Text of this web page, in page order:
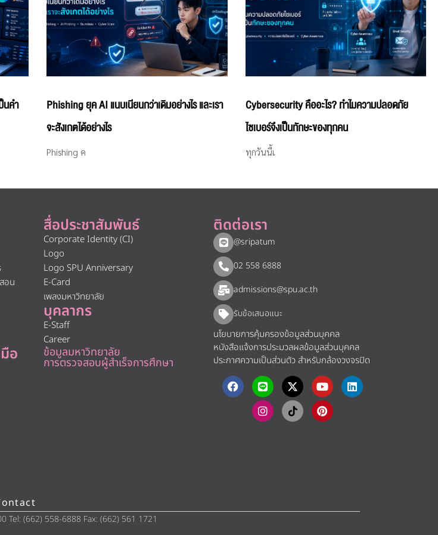
นคำ
Phishing ยุค AI แนบเนียนกว่าเดิมอย่างไร และเรา
จะสังเกตได้อย่างไร
Phishing ค
Cybersecurity คืออะไร? ทำไมความปลอดภัย
ไซเบอร์จึงเป็นทักษะของทุกคน
ทุกวันนี้เ
อน
อ
สื่อประชาสัมพันธ์
Corporate Identity (CI)
Logo
Logo SPU Anniversary
E-Card
เพลงมหาวิทยาลัย
บุคลากร
E-Staff
Career
ข้อมูลมหาวิทยาลัย
การตรวจสอบผู้สำเร็จการศึกษา
ติดต่อเรา
@sripatum
02 558 6888
admissions@spu.ac.th
รับข้อเสนอแนะ​
นโยบายการคุ้มครองข้อมูลส่วนบุคคล
หนังสือแจ้งการประมวลผลข้อมูลส่วนบุคคล
ประกาศความเป็นส่วนตัว สำหรับกล้องวงจรปิด
Tel: (662) 558-6888 Fax: (662) 561 1721